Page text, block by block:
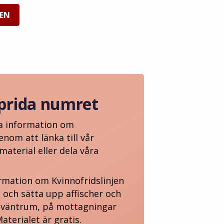
numret
information om
att länka till vår
eller dela våra
om Kvinnofridslinjen
sätta upp affischer och
på mottagningar
är gratis.